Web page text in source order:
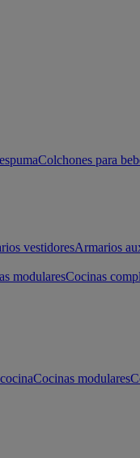
Colchones para
vestidoresArmarios
modularesCocinas
Cocinas modulares